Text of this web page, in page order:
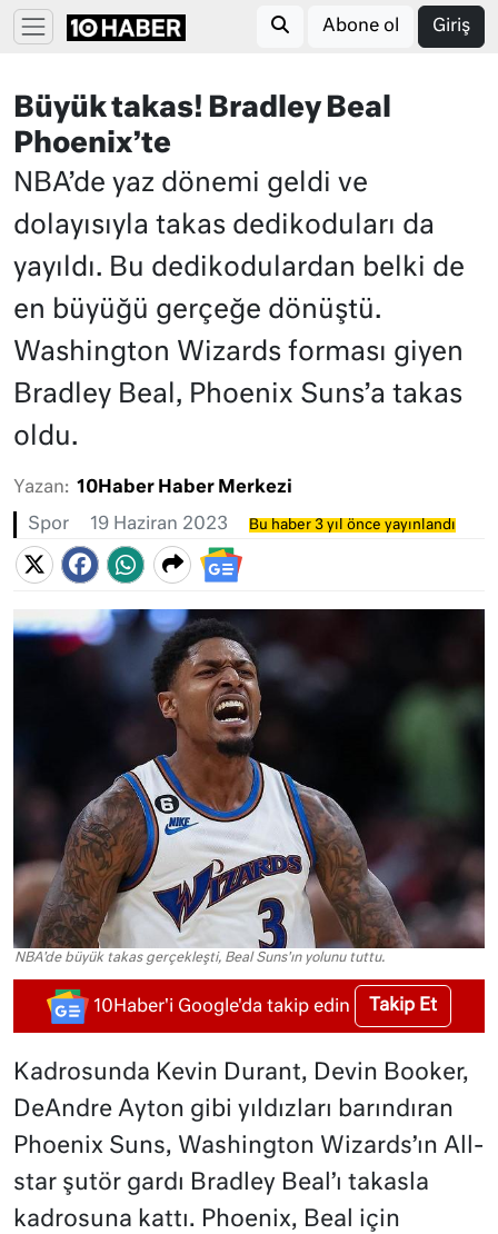
Abone ol Giriş
Büyük takas! Bradley Beal
Phoenix’te
NBA’de yaz dönemi geldi ve
dolayısıyla takas dedikoduları da
yayıldı. Bu dedikodulardan belki de
en büyüğü gerçeğe dönüştü.
Washington Wizards forması giyen
Bradley Beal, Phoenix Suns’a takas
oldu.
Yazan: 10Haber Haber Merkezi
Spor 19 Haziran 2023 Bu haber 3 yıl önce yayınlandı
NBA'de büyük takas gerçekleşti, Beal Suns'ın yolunu tuttu.
10Haber'i Google'da takip edin Takip Et
Kadrosunda Kevin Durant, Devin Booker,
DeAndre Ayton gibi yıldızları barındıran
Phoenix Suns, Washington Wizards’ın All-
star şutör gardı Bradley Beal’ı takasla
kadrosuna kattı. Phoenix, Beal için